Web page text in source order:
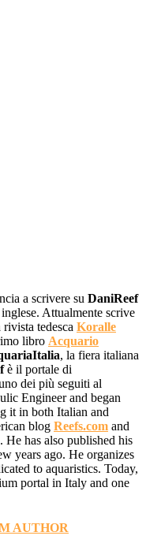
a scrivere su DaniReef
Attualmente scrive
rivista tedesca Koralle
libro Acquario
, la fiera italiana
è il portale di
dei più seguiti al
Engineer and began
it in both Italian and
blog Reefs.com and
. He has also published his
years ago. He organizes
to aquaristics. Today,
portal in Italy and one
AUTHOR